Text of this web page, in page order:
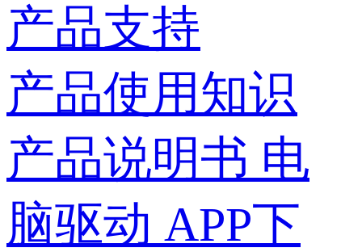
产品支持
产品使用知识
产品说明书 电
脑驱动 APP下